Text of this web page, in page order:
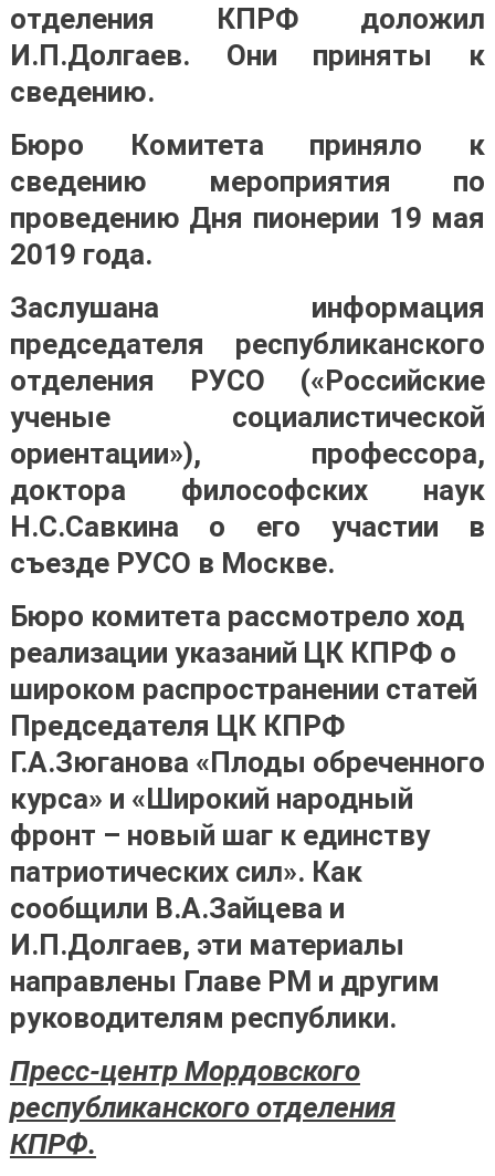
отделения КПРФ доложил
И.П.Долгаев. Они приняты к
сведению.
Бюро Комитета приняло к
сведению мероприятия по
проведению Дня пионерии 19 мая
2019 года.
Заслушана информация
председателя республиканского
отделения РУСО («Российские
ученые социалистической
ориентации»), профессора,
доктора философских наук
Н.С.Савкина о его участии в
съезде РУСО в Москве.
Бюро комитета рассмотрело ход
реализации указаний ЦК КПРФ о
широком распространении статей
Председателя ЦК КПРФ
Г.А.Зюганова «Плоды обреченного
курса» и «Широкий народный
фронт – новый шаг к единству
патриотических сил». Как
сообщили В.А.Зайцева и
И.П.Долгаев, эти материалы
направлены Главе РМ и другим
руководителям республики.
Пресс-центр Мордовского
республиканского отделения
КПРФ.